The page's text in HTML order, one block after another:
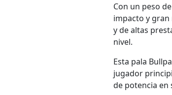
Con un peso
impacto y
y de altas
nivel.
Esta pala
jugador
de potencia en